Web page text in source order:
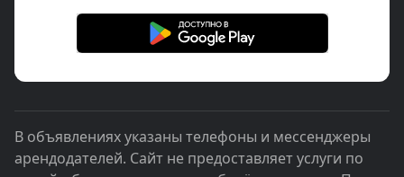
В объявлениях указаны телефоны и мессенджеры
арендодателей. Сайт не предоставляет услуги по